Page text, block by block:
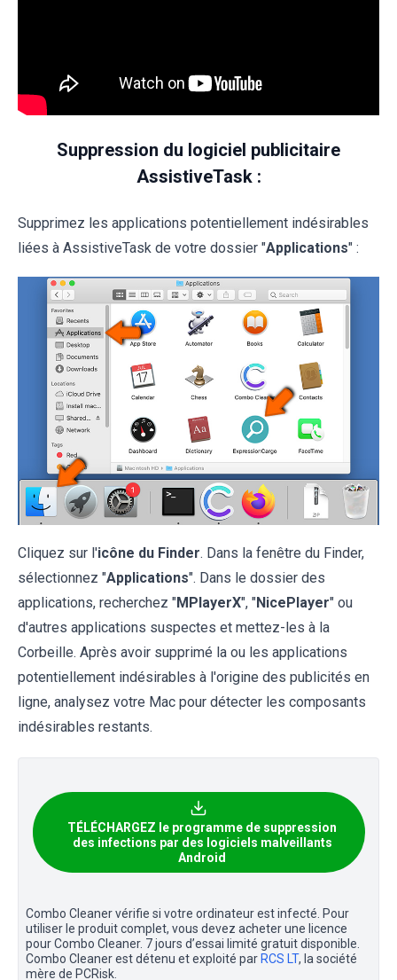
Suppression du logiciel publicitaire
AssistiveTask :
Supprimez les applications potentiellement indésirables
liées à AssistiveTask de votre dossier "Applications" :
Cliquez sur l'icône du Finder. Dans la fenêtre du Finder,
sélectionnez "Applications". Dans le dossier des
applications, recherchez "MPlayerX", "NicePlayer" ou
d'autres applications suspectes et mettez-les à la
Corbeille. Après avoir supprimé la ou les applications
potentiellement indésirables à l'origine des publicités en
ligne, analysez votre Mac pour détecter les composants
indésirables restants.
TÉLÉCHARGEZ le programme de suppression
des infections par des logiciels malveillants
Android
Combo Cleaner vérifie si votre ordinateur est infecté. Pour
utiliser le produit complet, vous devez acheter une licence
pour Combo Cleaner. 7 jours d’essai limité gratuit disponible.
Combo Cleaner est détenu et exploité par RCS LT, la société
mère de PCRisk.